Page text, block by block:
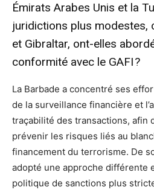
Émirats Arabes Unis et la
juridictions plus modestes,
et Gibraltar, ont-elles
conformité avec le GAFI ?
La Barbade a concentré ses
de la surveillance financière et
traçabilité des transactions, afin
prévenir les risques liés au
financement du terrorisme. De
adopté une approche différente
politique de sanctions plus